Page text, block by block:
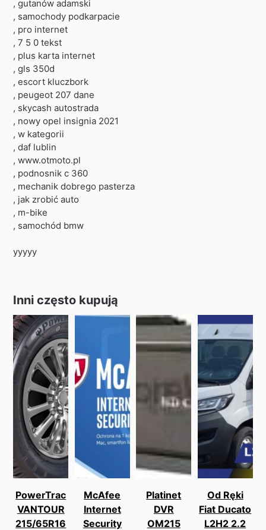
, gutanów adamski
, samochody podkarpacie
, pro internet
, 7 5 0 tekst
, plus karta internet
, gls 350d
, escort kluczbork
, peugeot 207 dane
, skycash autostrada
, nowy opel insignia 2021
, w kategorii
, daf lublin
, www.otmoto.pl
, podnosnik c 360
, mechanik dobrego pasterza
, jak zrobić auto
, m-bike
, samochód bmw
yyyyy
Inni często kupują
PowerTrac
VANTOUR
215/65R16
McAfee
Internet
Security
Platinet
DVR
OM215
Od Ręki
Fiat Ducato
L2H2 2.2